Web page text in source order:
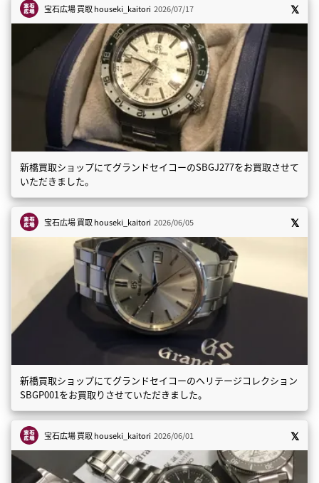
宝石広場 買取houseki_kaitori 2026/07/17
新橋買取ショップにてグランドセイコーのSBGJ277をお買取させて
いただきました。
宝石広場 買取houseki_kaitori 2026/06/05
新橋買取ショップにてグランドセイコーのヘリテージコレクション
SBGP001をお買取りさせていただきました。
宝石広場 買取houseki_kaitori 2026/06/01